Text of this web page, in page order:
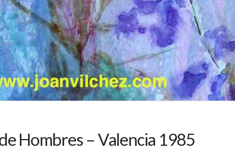
Hombres – Valencia 1985